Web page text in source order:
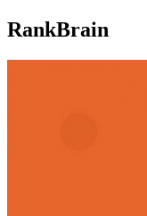
RankBrain